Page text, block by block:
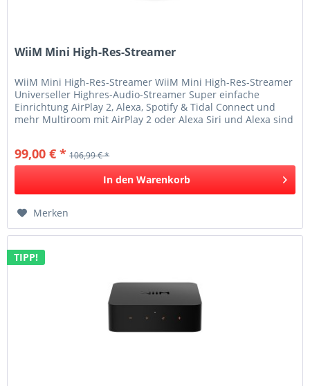
WiiM Mini High-Res-Streamer
WiiM Mini High-Res-Streamer WiiM Mini High-Res-Streamer
Universeller Highres-Audio-Streamer Super einfache
Einrichtung AirPlay 2, Alexa, Spotify & Tidal Connect und
mehr Multiroom mit AirPlay 2 oder Alexa Siri und Alexa sind
99,00 € * 106,99 € *
In den Warenkorb
Merken
TIPP!